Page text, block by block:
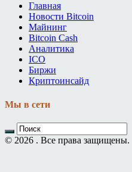
Главная
Новости Bitcoin
Майнинг
Bitcoin Cash
Аналитика
ICO
Биржи
Криптоинсайд
Мы в сети
© 2026 . Все права защищены.